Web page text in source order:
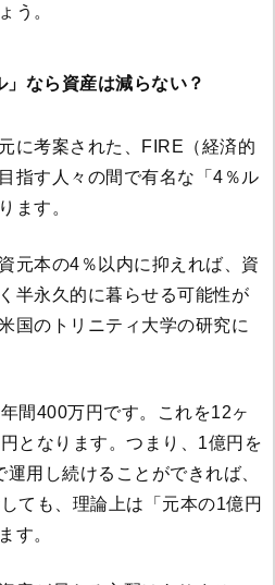
う。
なら資産は減らない？
に考案された、FIRE（経済的
指す人々の間で有名な「4％ル
ます。
元本の4％以内に抑えれば、資
半永久的に暮らせる可能性が
国のトリニティ大学の研究に
間400万円です。これを12ヶ
となります。つまり、1億円を
用し続けることができれば、
ても、理論上は「元本の1億円
す。